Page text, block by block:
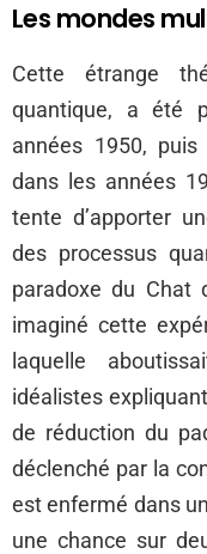
Les mondes
Cette étrange
quantique, a été
années 1950,
dans les années
tente d’apporter
des processus
paradoxe du Chat
imaginé cette
laquelle
idéalistes
de réduction du
déclenché par la
est enfermé dans
une chance sur